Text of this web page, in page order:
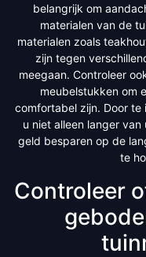
belangrijk om
materialen van de
materialen zoals
zijn tegen
meegaan. Controleer
meubelstukken om
comfortabel zijn. Door te
u niet alleen langer
geld besparen op de
te
Controleer